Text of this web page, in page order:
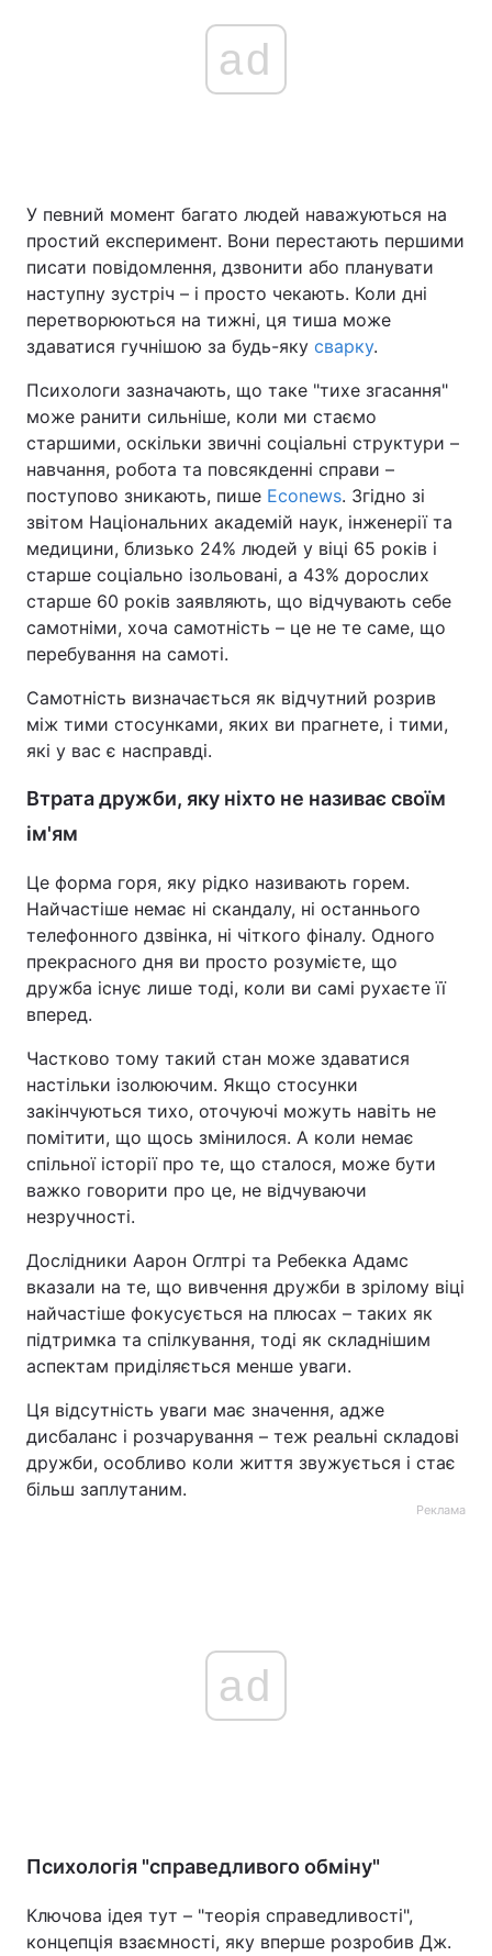
ad
У певний момент багато людей наважуються на
простий експеримент. Вони перестають першими
писати повідомлення, дзвонити або планувати
наступну зустріч – і просто чекають. Коли дні
перетворюються на тижні, ця тиша може
здаватися гучнішою за будь-яку сварку.
Психологи зазначають, що таке "тихе згасання"
може ранити сильніше, коли ми стаємо
старшими, оскільки звичні соціальні структури –
навчання, робота та повсякденні справи –
поступово зникають, пише Econews. Згідно зі
звітом Національних академій наук, інженерії та
медицини, близько 24% людей у віці 65 років і
старше соціально ізольовані, а 43% дорослих
старше 60 років заявляють, що відчувають себе
самотніми, хоча самотність – це не те саме, що
перебування на самоті.
Самотність визначається як відчутний розрив
між тими стосунками, яких ви прагнете, і тими,
які у вас є насправді.
Втрата дружби, яку ніхто не називає своїм
ім'ям
Це форма горя, яку рідко називають горем.
Найчастіше немає ні скандалу, ні останнього
телефонного дзвінка, ні чіткого фіналу. Одного
прекрасного дня ви просто розумієте, що
дружба існує лише тоді, коли ви самі рухаєте її
вперед.
Частково тому такий стан може здаватися
настільки ізолюючим. Якщо стосунки
закінчуються тихо, оточуючі можуть навіть не
помітити, що щось змінилося. А коли немає
спільної історії про те, що сталося, може бути
важко говорити про це, не відчуваючи
незручності.
Дослідники Аарон Оглтрі та Ребекка Адамс
вказали на те, що вивчення дружби в зрілому віці
найчастіше фокусується на плюсах – таких як
підтримка та спілкування, тоді як складнішим
аспектам приділяється менше уваги.
Ця відсутність уваги має значення, адже
дисбаланс і розчарування – теж реальні складові
дружби, особливо коли життя звужується і стає
більш заплутаним.
Реклама
ad
Психологія "справедливого обміну"
Ключова ідея тут – "теорія справедливості",
концепція взаємності, яку вперше розробив Дж.